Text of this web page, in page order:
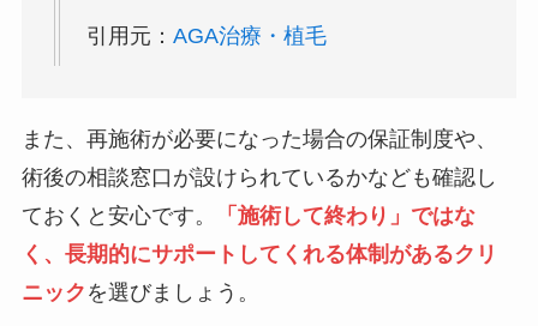
引用元： AGA治療・植毛
また、再施術が必要になった場合の保証制度や、
術後の相談窓口が設けられているかなども確認し
ておくと安心です。
「施術して終わり」ではな
く、長期的にサポートしてくれる体制があるクリ
ニック を選びましょう。